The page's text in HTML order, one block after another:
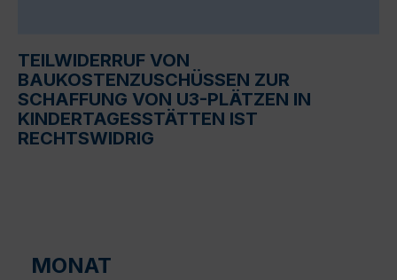
TEILWIDERRUF VON
BAUKOSTENZUSCHÜSSEN ZUR
SCHAFFUNG VON U3-PLÄTZEN IN
KINDERTAGESSTÄTTEN IST
RECHTSWIDRIG
MONAT